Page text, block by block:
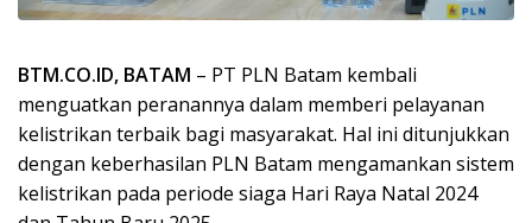
BTM.CO.ID, BATAM – PT PLN Batam kembali
menguatkan peranannya dalam memberi pelayanan
kelistrikan terbaik bagi masyarakat. Hal ini ditunjukkan
dengan keberhasilan PLN Batam mengamankan sistem
kelistrikan pada periode siaga Hari Raya Natal 2024